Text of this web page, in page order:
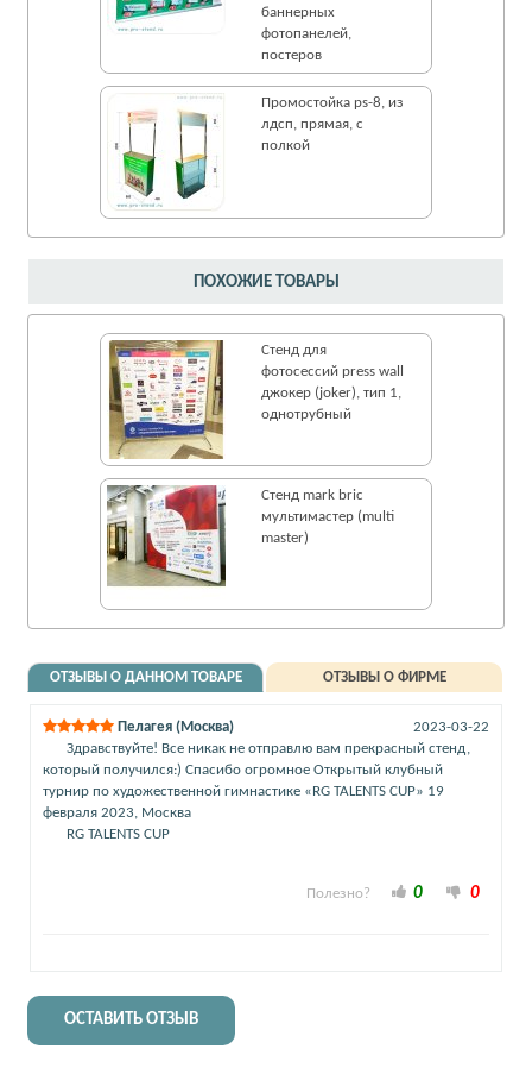
ПОХОЖИЕ ТОВАРЫ
Стенд для
фотосессий press wall
джокер (joker), тип 1,
однотрубный
Стенд mark bric
мультимастер (multi
master)
баннерных
фотопанелей,
постеров
Промостойка ps-8, из
лдсп, прямая, с
полкой
ОТЗЫВЫ О ДАННОМ ТОВАРЕ ОТЗЫВЫ О ФИРМЕ
Пелагея (Москва)
2023-03-22
Здравствуйте! Все никак не отправлю вам прекрасный стенд,
который получился:) Спасибо огромное Открытый клубный
турнир по художественной гимнастике «RG TALENTS CUP» 19
февраля 2023, Москва
RG TALENTS CUP
Полезно? 0 0
ОСТАВИТЬ ОТЗЫВ